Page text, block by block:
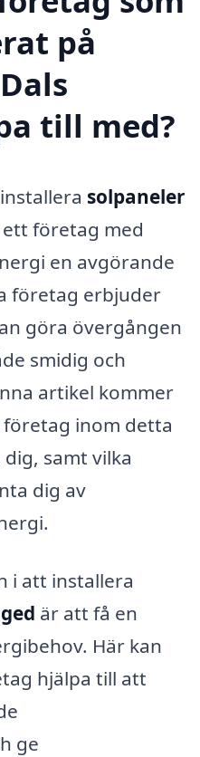
på
till med?
solpaneler
företag med
en avgörande
företag erbjuder
göra övergången
smidig och
artikel kommer
inom detta
samt vilka
dig av
i att installera
är att få en
Här kan
hjälpa till att
ge